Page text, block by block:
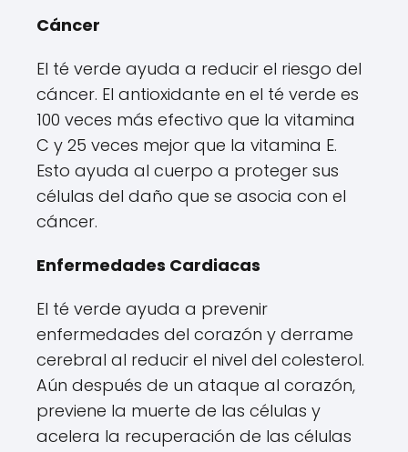
Cáncer
El té verde ayuda a reducir el riesgo del
cáncer. El antioxidante en el té verde es
100 veces más efectivo que la vitamina
C y 25 veces mejor que la vitamina E.
Esto ayuda al cuerpo a proteger sus
células del daño que se asocia con el
cáncer.
Enfermedades Cardiacas
El té verde ayuda a prevenir
enfermedades del corazón y derrame
cerebral al reducir el nivel del colesterol.
Aún después de un ataque al corazón,
previene la muerte de las células y
acelera la recuperación de las células